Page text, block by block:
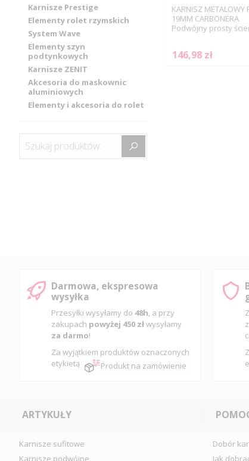
Karnisze Prestige
Elementy rolet rzymskich
System Wave
Elementy szyn
podtynkowych
Karnisze ZENIT
Akcesoria do maskownic
aluminiowych
Elementy i akcesoria do rolet
Szukaj produktów:
KARNISZ METALOWY
19MM CARBONERA
Podwójny prosty
146,98 zł
Darmowa, ekspresowa
wysyłka
Przesyłki wysyłamy do 48h, a przy
zakupach powyżej 450 złwysyłamy
za darmo!
Za wyjątkiem produktów oznaczonych
etykietą
Produkt na zamówienie
ARTYKUŁY
Karnisze sufitowe
Karnisze podwójne
Dobór
Jak